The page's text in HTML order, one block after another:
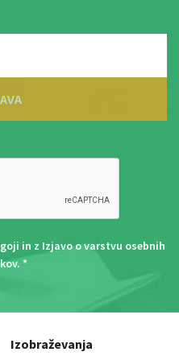
in z Izjavo o varstvu osebnih
. *
Izobraževanja